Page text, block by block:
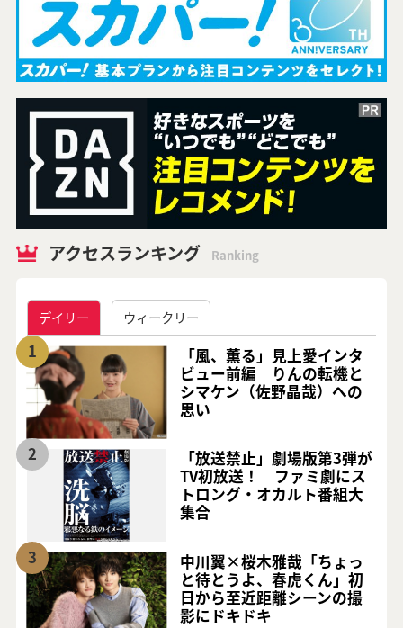
アクセスランキング Ranking
デイリー ウィークリー
1
「風、薫る」見上愛インタ
ビュー前編 りんの転機と
シマケン（佐野晶哉）への
思い
2
「放送禁止」劇場版第3弾が
TV初放送！ ファミ劇にス
トロング・オカルト番組大
集合
3
中川翼×桜木雅哉「ちょっ
と待とうよ、春虎くん」初
日から至近距離シーンの撮
影にドキドキ